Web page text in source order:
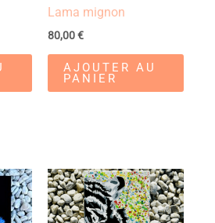
Lama mignon
80,00€
AJOUTER AU
PANIER